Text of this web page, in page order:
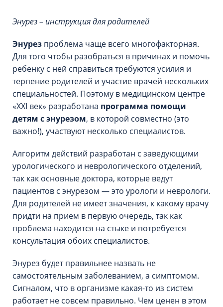
Энурез – инструкция для родителей
Энурез проблема чаще всего многофакторная.
Для того чтобы разобраться в причинах и помочь
ребенку с ней справиться требуются усилия и
терпение родителей и участие врачей нескольких
специальностей. Поэтому в медицинском центре
«XXI век» разработана программа помощи
детям с энурезом, в которой совместно (это
важно!), участвуют несколько специалистов.
Алгоритм действий разработан с заведующими
урологического и неврологического отделений,
так как основные доктора, которые ведут
пациентов с энурезом — это урологи и неврологи.
Для родителей не имеет значения, к какому врачу
придти на прием в первую очередь, так как
проблема находится на стыке и потребуется
консультация обоих специалистов.
Энурез будет правильнее назвать не
самостоятельным заболеванием, а симптомом.
Сигналом, что в организме какая-то из систем
работает не совсем правильно. Чем ценен в этом